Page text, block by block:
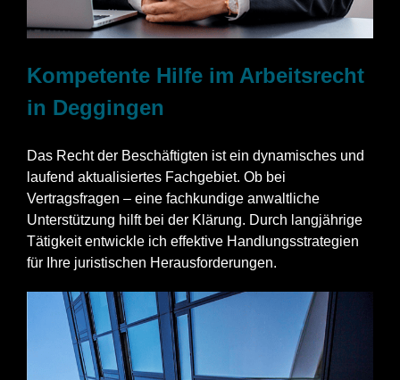
Kompetente Hilfe im Arbeitsrecht
in Deggingen
Das Recht der Beschäftigten ist ein dynamisches und
laufend aktualisiertes Fachgebiet. Ob bei
Vertragsfragen – eine fachkundige anwaltliche
Unterstützung hilft bei der Klärung. Durch langjährige
Tätigkeit entwickle ich effektive Handlungsstrategien
für Ihre juristischen Herausforderungen.